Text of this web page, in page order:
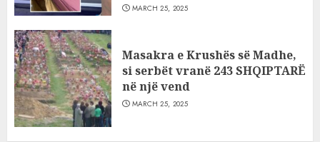
MARCH 25, 2025
Masakra e Krushës së Madhe,
si serbët vranë 243 SHQIPTARË
në një vend
MARCH 25, 2025